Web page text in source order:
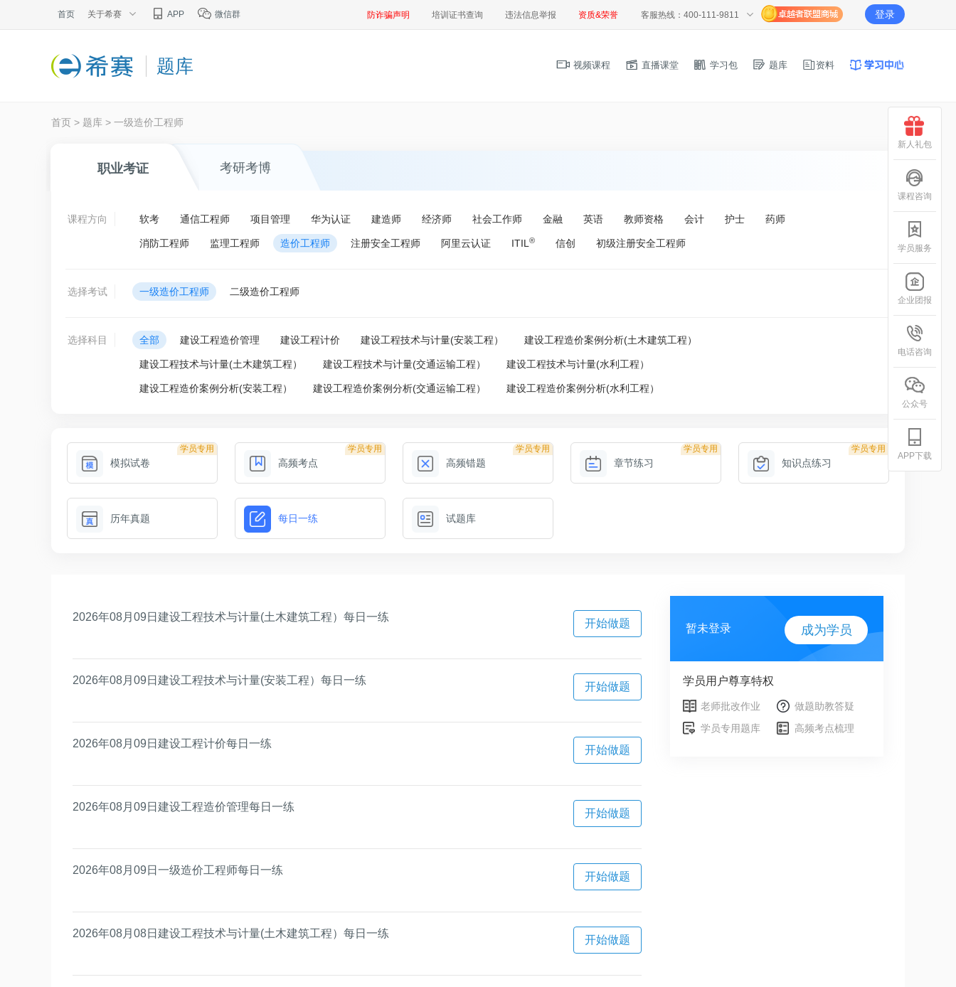
首页 关于希赛 APP 微信群 防诈骗声明 培训证书查询 违法信息举报 资质&荣誉 客服热线：400-111-9811 登录
题库 视频课程 直播课堂 学习包 题库 资料
首页 > 题库 > 一级造价工程师
职业考证 考研考博
课程方向 软考 通信工程师 项目管理 华为认证 建造师 经济师 社会工作师 金融 英语 教师资格 会计 护士 药师
消防工程师 监理工程师 造价工程师 注册安全工程师 阿里云认证 ITIL ® 信创 初级注册安全工程师
选择考试 一级造价工程师 二级造价工程师
选择科目 全部 建设工程造价管理 建设工程计价 建设工程技术与计量(安装工程） 建设工程造价案例分析(土木建筑工程）
建设工程技术与计量(土木建筑工程） 建设工程技术与计量(交通运输工程） 建设工程技术与计量(水利工程）
建设工程造价案例分析(安装工程） 建设工程造价案例分析(交通运输工程） 建设工程造价案例分析(水利工程）
学员专用
模拟试卷
学员专用
高频考点
学员专用
高频错题
学员专用
章节练习
学员专用
知识点练习
历年真题 每日一练 试题库
2026年08月09日建设工程技术与计量(土木建筑工程）每日一练
开始做题
2026年08月09日建设工程技术与计量(安装工程）每日一练
开始做题
2026年08月09日建设工程计价每日一练
开始做题
2026年08月09日建设工程造价管理每日一练
开始做题
2026年08月09日一级造价工程师每日一练
开始做题
2026年08月08日建设工程技术与计量(土木建筑工程）每日一练
开始做题
暂未登录 成为学员
学员用户尊享特权
老师批改作业
做题助教答疑
学员专用题库
高频考点梳理
新人礼包
课程咨询
学员服务
企业团报
电话咨询
公众号
APP下载